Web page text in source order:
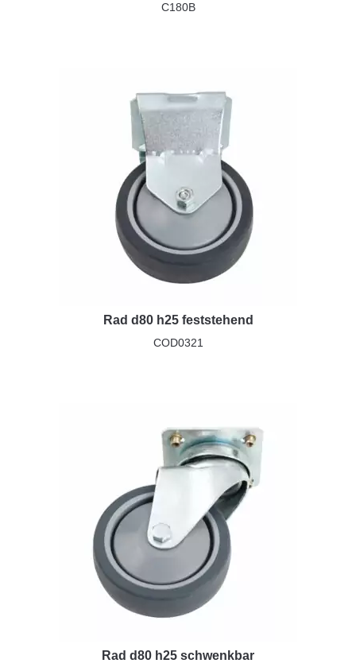
C180B
Rad d80 h25 feststehend
COD0321
Rad d80 h25 schwenkbar